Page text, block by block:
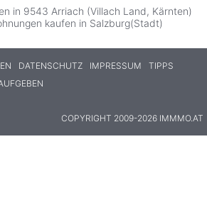
in 9543 Arriach (Villach Land, Kärnten)
kaufen in Salzburg(Stadt)
DATENSCHUTZ IMPRESSUM
TIPPS
COPYRIGHT 2009-2026 IMMMO.AT